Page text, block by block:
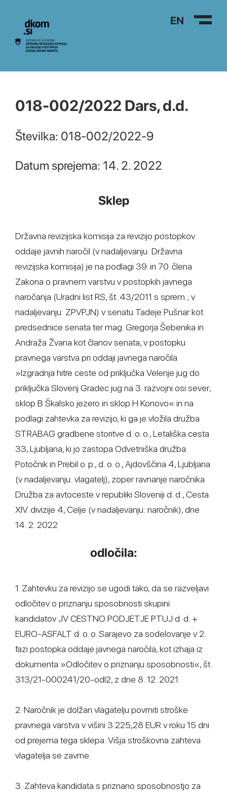
Na vsebino EN
018-002/2022 Dars, d.d.
Številka: 018-002/2022-9
Datum sprejema: 14. 2. 2022
Sklep
Državna revizijska komisija za revizijo postopkov
oddaje javnih naročil (v nadaljevanju: Državna
revizijska komisija) je na podlagi 39. in 70. člena
Zakona o pravnem varstvu v postopkih javnega
naročanja (Uradni list RS, št. 43/2011 s sprem.; v
nadaljevanju: ZPVPJN) v senatu Tadeje Pušnar kot
predsednice senata ter mag. Gregorja Šebenika in
Andraža Žvana kot članov senata, v postopku
pravnega varstva pri oddaji javnega naročila
»Izgradnja hitre ceste od priključka Velenje jug do
priključka Slovenj Gradec jug na 3. razvojni osi sever;
sklop B Škalsko jezero in sklop H Konovo« in na
podlagi zahtevka za revizijo, ki ga je vložila družba
STRABAG gradbene storitve d. o. o., Letališka cesta
33, Ljubljana, ki jo zastopa Odvetniška družba
Potočnik in Prebil o. p., d. o. o., Ajdovščina 4, Ljubljana
(v nadaljevanju: vlagatelj), zoper ravnanje naročnika
Družba za avtoceste v republiki Sloveniji d. d., Cesta
XIV. divizije 4, Celje (v nadaljevanju: naročnik), dne
14. 2. 2022
odločila:
1. Zahtevku za revizijo se ugodi tako, da se razveljavi
odločitev o priznanju sposobnosti skupini
kandidatov JV CESTNO PODJETJE PTUJ d. d. +
EURO-ASFALT d. o. o. Sarajevo za sodelovanje v 2.
fazi postopka oddaje javnega naročila, kot izhaja iz
dokumenta »Odločitev o priznanju sposobnosti«, št.
313/21-000241/20-odl2, z dne 8. 12. 2021.
2. Naročnik je dolžan vlagatelju povrniti stroške
pravnega varstva v višini 3.225,28 EUR v roku 15 dni
od prejema tega sklepa. Višja stroškovna zahteva
vlagatelja se zavrne.
3. Zahteva kandidata s priznano sposobnostjo za